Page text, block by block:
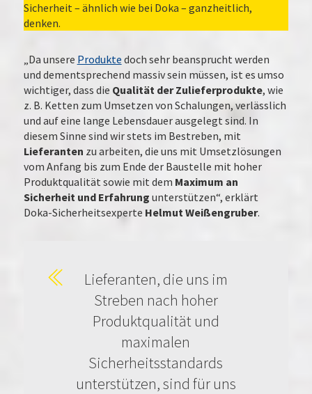
Sicherheit – ähnlich wie bei Doka – ganzheitlich,
denken.
„Da unsere Produkte doch sehr beansprucht werden
und dementsprechend massiv sein müssen, ist es umso
wichtiger, dass die Qualität der Zulieferprodukte, wie
z. B. Ketten zum Umsetzen von Schalungen, verlässlich
und auf eine lange Lebensdauer ausgelegt sind. In
diesem Sinne sind wir stets im Bestreben, mit
Lieferanten zu arbeiten, die uns mit Umsetzlösungen
vom Anfang bis zum Ende der Baustelle mit hoher
Produktqualität sowie mit dem Maximum an
Sicherheit und Erfahrung unterstützen“, erklärt
Doka-Sicherheitsexperte Helmut Weißengruber.
Lieferanten, die uns im
Streben nach hoher
Produktqualität und
maximalen
Sicherheitsstandards
unterstützen, sind für uns